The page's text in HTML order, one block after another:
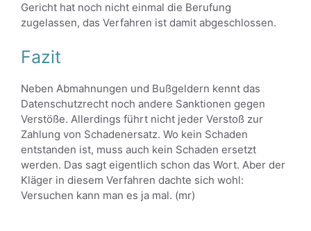
Gericht hat noch nicht einmal die Berufung
zugelassen, das Verfahren ist damit abgeschlossen.
Fazit
Neben Abmahnungen und Bußgeldern kennt das
Datenschutzrecht noch andere Sanktionen gegen
Verstöße. Allerdings führt nicht jeder Verstoß zur
Zahlung von Schadenersatz. Wo kein Schaden
entstanden ist, muss auch kein Schaden ersetzt
werden. Das sagt eigentlich schon das Wort. Aber der
Kläger in diesem Verfahren dachte sich wohl:
Versuchen kann man es ja mal. (mr)